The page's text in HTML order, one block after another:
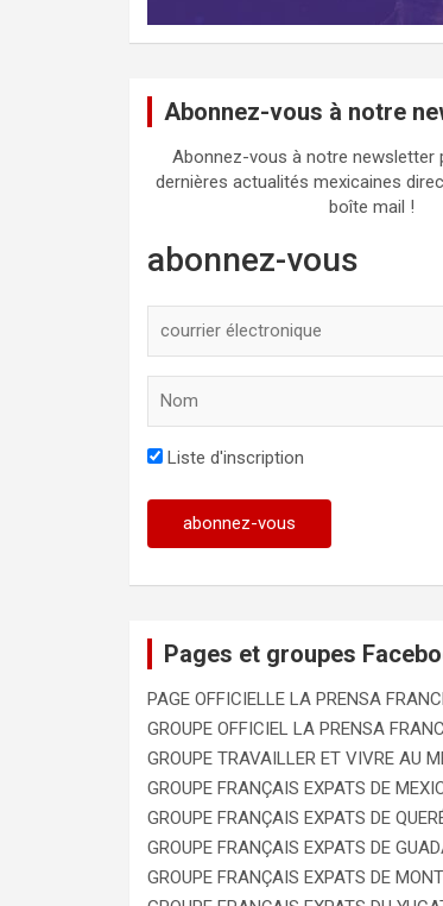
Abonnez-vous à notre
Abonnez-vous à notre newsletter
dernières actualités mexicaines
boîte mail !
abonnez-vous
Liste d'inscription
Pages et groupes
PAGE OFFICIELLE LA PRENSA
GROUPE OFFICIEL LA PRENSA
GROUPE TRAVAILLER ET VIVRE AU
GROUPE FRANÇAIS EXPATS DE
GROUPE FRANÇAIS EXPATS DE
GROUPE FRANÇAIS EXPATS DE
GROUPE FRANÇAIS EXPATS DE